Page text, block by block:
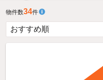
物件数34件